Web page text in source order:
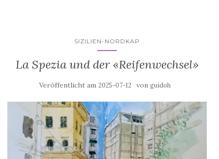
SIZILIEN-NORDKAP
La Spezia und der «Reifenwechsel»
Veröffentlicht am 2025-07-12 von guidoh